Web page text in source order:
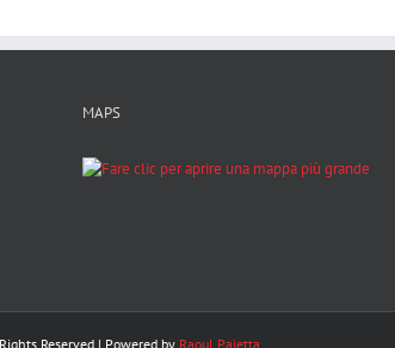
MAPS
Reserved | Powered by Raoul Paietta